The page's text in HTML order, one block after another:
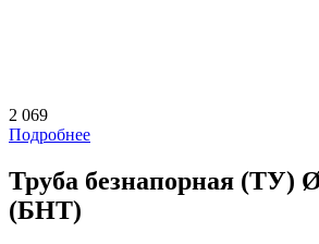
2 069
Подробнее
Труба безнапорная (ТУ)
(БНТ)